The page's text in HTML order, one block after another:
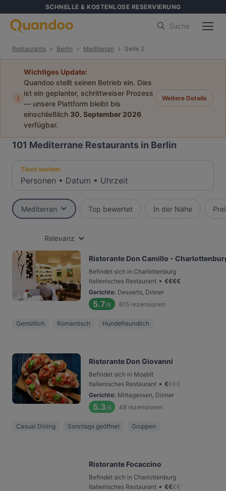
SCHNELLE & KOSTENLOSE RESERVIERUNG
Suche
Restaurants Berlin Mediterran Seite 2
i
Wichtiges Update:
Quandoo stellt seinen Betrieb ein. Dies
ist ein geplanter, schrittweiser Prozess
— unsere Plattform bleibt bis
einschließlich 30. September 2026
verfügbar.
Weitere Details
101 Mediterrane Restaurants in Berlin
Tisch suchen:
Personen • Datum • Uhrzeit
Mediterran Top bewertet In der Nähe
Relevanz
Ristorante Don Camillo -
Befindet sich in Charlottenburg
Italienisches Restaurant • €€€€
Gerichte: Desserts, Dinner
5.7/6 615 rezensionen
Gemütlich Romantisch Hundefreundlich
Ristorante Don Giovanni
Befindet sich in Moabit
Italienisches Restaurant • €€€€
Gerichte: Mittagessen, Dinner
5.3/6 48 rezensionen
Casual Dining Sonntags geöffnet Gruppen
Ristorante Focaccino
Befindet sich in Charlottenburg
Italienisches Restaurant • €€€€